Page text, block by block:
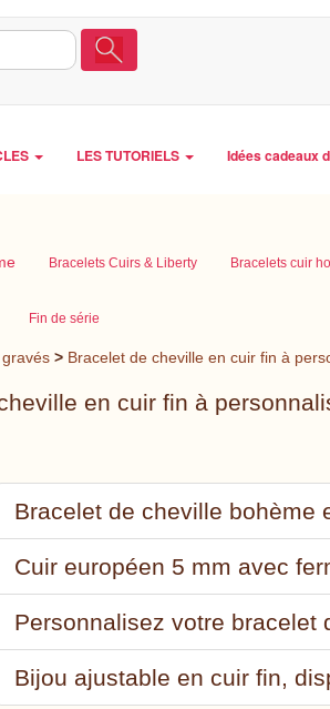
LES TUTORIELS Idées cadeaux
Bracelets Cuirs & Liberty Bracelets cuir
Fin de série
> Bracelet de cheville en cuir fin à
en cuir fin à
Bracelet de cheville bohème
Cuir européen 5 mm avec
Personnalisez votre bracelet
Bijou ajustable en cuir fin,